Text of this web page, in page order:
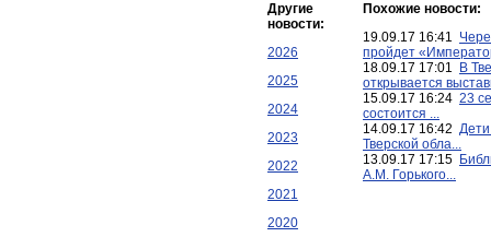
Другие
новости:
2026
2025
2024
2023
2022
2021
2020
Похожие новости:
19.09.17 16:41
пройдет
18.09.17 17:01
В
открывается
15.09.17 16:24 23
состоится ...
14.09.17 16:42
Тверской обла...
13.09.17 17:15
А.М. Горького...